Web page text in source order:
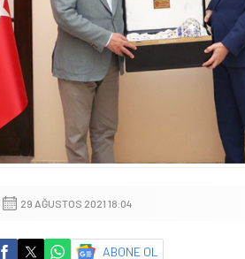
29 AĞUSTOS 2021 18:04
ABONE OL